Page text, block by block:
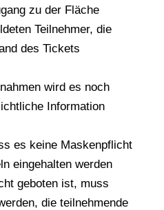
zu der Fläche
Teilnehmer, die
des Tickets
wird es noch
Information
es keine Maskenpflicht
eingehalten werden
geboten ist, muss
die teilnehmende